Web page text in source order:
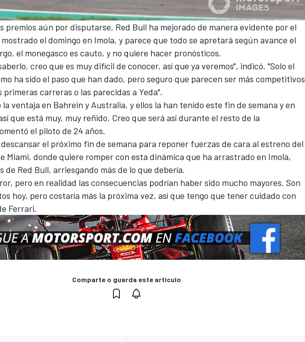
premios aún por disputarse, Red Bull ha mejorado de manera evidente por el
el domingo en Imola, y parece que todo se apretará según avance el
el monegasco es cauto, y no quiere hacer pronósticos.
creo que es muy difícil de conocer, así que ya veremos", indicó. "Solo el
ha sido el paso que han dado, pero seguro que parecen ser más competitivos
primeras carreras o las parecidas a Yeda".
la ventaja en Bahrein y Australia, y ellos la han tenido este fin de semana y en
que está muy, muy reñido. Creo que será así durante el resto de la
el piloto de 24 años.
el próximo fin de semana para reponer fuerzas de cara al estreno del
Miami, donde quiere romper con esta dinámica que ha arrastrado en Imola,
de Red Bull, arriesgando más de lo que debería.
pero en realidad las consecuencias podrían haber sido mucho mayores. Son
hoy, pero costaría más la próxima vez, así que tengo que tener cuidado con
Ferrari.
Comparte o guarda este artículo